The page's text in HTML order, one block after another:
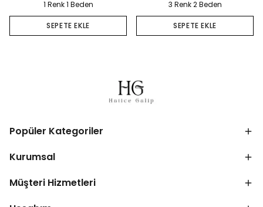
1 Renk 1 Beden
SEPETE EKLE
3 Renk 2 Beden
SEPETE EKLE
Popüler Kategoriler
Kurumsal
Müşteri Hizmetleri